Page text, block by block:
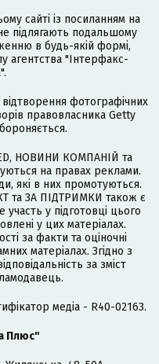
сайті із посиланням на
підлягають подальшому
в будь-якій формі,
агентства "Інтерфакс-
фотографічних
правовласника Getty
НОВИНИ КОМПАНІЙ та
на правах реклами.
які в них промотуються.
та ЗА ПІДТРИМКИ також є
у підготовці цього
у цих матеріалах.
за факти та оціночні
матеріалах. Згідно з
за зміст
медіа - R40-02163.
Плюс"